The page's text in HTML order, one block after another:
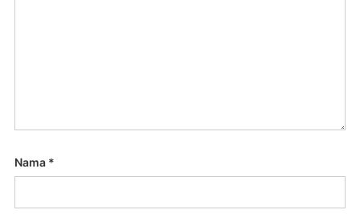
Nama *